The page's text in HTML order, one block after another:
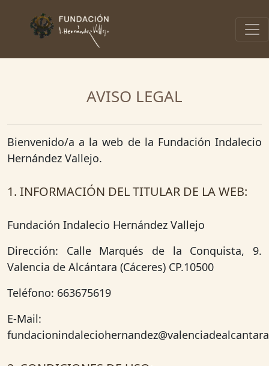
AVISO LEGAL
Bienvenido/a a la web de la Fundación Indalecio
Hernández Vallejo.
1. INFORMACIÓN DEL TITULAR DE LA WEB:
Fundación Indalecio Hernández Vallejo
Dirección: Calle Marqués de la Conquista, 9.
Valencia de Alcántara (Cáceres) CP.10500
Teléfono: 663675619
E-Mail: